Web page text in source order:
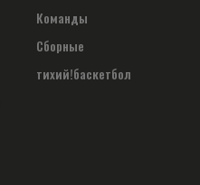
Команды
Сборные
тихий!баскетбол